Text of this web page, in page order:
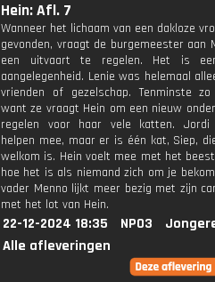
Hein: Afl. 7
Wanneer het lichaam van een dakloze
gevonden, vraagt de burgemeester aan
een uitvaart te regelen. Het is
aangelegenheid. Lenie was helemaal
vrienden of gezelschap. Tenminste
want ze vraagt Hein om een nieuw
regelen voor haar vele katten.
helpen mee, maar er is één kat, Siep,
welkom is. Hein voelt mee met het
hoe het is als niemand zich om je
vader Menno lijkt meer bezig met zijn
met het lot van Hein.
22-12-2024 18:35 NPO3
Alle afleveringen